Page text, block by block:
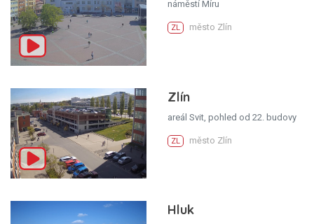
náměstí Míru
ZL město Zlín
Zlín
areál Svit, pohled od 22. budovy
ZL město Zlín
Hluk